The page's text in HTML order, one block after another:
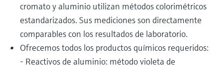
cromato y aluminio utilizan métodos colorimétricos
estandarizados. Sus mediciones son directamente
comparables con los resultados de laboratorio.
Ofrecemos todos los productos químicos requeridos:
- Reactivos de aluminio: método violeta de